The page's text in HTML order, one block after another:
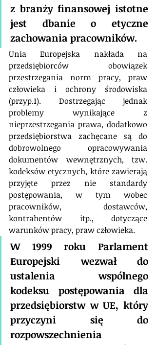
z branży finansowej istotne
jest dbanie o etyczne
zachowania pracowników.
Unia Europejska nakłada na
przedsiębiorców obowiązek
przestrzegania norm pracy, praw
człowieka i ochrony środowiska
(przyp.1). Dostrzegając jednak
problemy wynikające z
nieprzestrzegania prawa, dodatkowo
przedsiębiorstwa zachęcane są do
dobrowolnego opracowywania
dokumentów wewnętrznych, tzw.
kodeksów etycznych, które zawierają
przyjęte przez nie standardy
postępowania, w tym wobec
pracowników, dostawców,
kontrahentów itp., dotyczące
warunków pracy, praw człowieka.
W 1999 roku Parlament
Europejski wezwał do
ustalenia wspólnego
kodeksu postępowania dla
przedsiębiorstw w UE, który
przyczyni się do
rozpowszechnienia